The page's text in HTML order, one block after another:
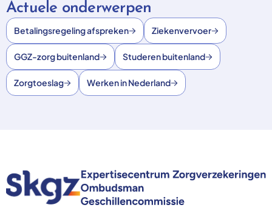
Actuele onderwerpen
Betalingsregeling afspreken Ziekenvervoer
GGZ-zorg buitenland Studeren buitenland
Zorgtoeslag Werken in Nederland